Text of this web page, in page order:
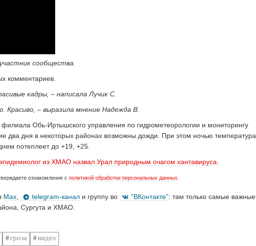
сообщества.
комментариев.
кадры, – написала Лучик С.
Красиво, – выразила мнение Надежда В.
Обь-Иртышского управления по гидрометеорологии и мониторингу
два дня в некоторых районах возможны дожди. При этом ночью температура
потеплеет до +19, +25.
из ХМАО назвал Урал природным очагом хантавируса.
ознакомление с политикой обработки персональных данных
Max, telegram-канал и группу во "ВКонтакте": там только самые важные
Сургута и ХМАО.
гроза видео